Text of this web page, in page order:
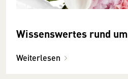
Wissenswertes rund
Weiterlesen